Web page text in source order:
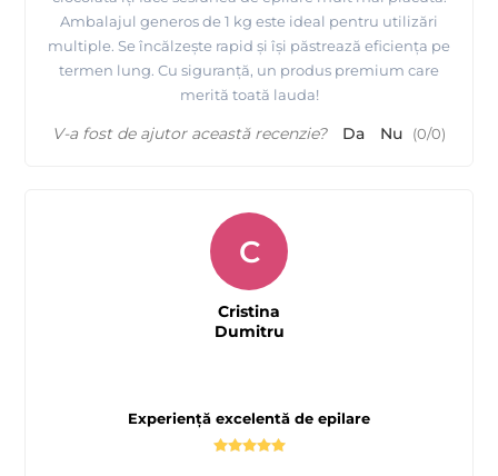
Ambalajul generos de 1 kg este ideal pentru utilizări
multiple. Se încălzește rapid și își păstrează eficiența pe
termen lung. Cu siguranță, un produs premium care
merită toată lauda!
V-a fost de ajutor această recenzie? Da Nu (0/0)
Experiență excelentă de epilare
C
Cristina
Dumitru